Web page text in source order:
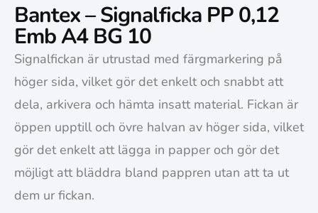
Bantex – Signalficka PP 0,12
Emb A4 BG 10
Signalfickan är utrustad med färgmarkering på
höger sida, vilket gör det enkelt och snabbt att
dela, arkivera och hämta insatt material. Fickan är
öppen upptill och övre halvan av höger sida, vilket
gör det enkelt att lägga in papper och gör det
möjligt att bläddra bland pappren utan att ta ut
dem ur fickan.